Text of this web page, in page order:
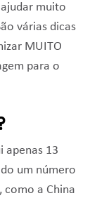
muito
várias dicas
MUITO
para o
apenas 13
um número
como a China